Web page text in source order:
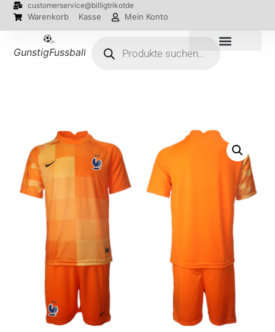
customerservice@billigtrikotde
Warenkorb Kasse Mein Konto
GunstigFussballTrikot